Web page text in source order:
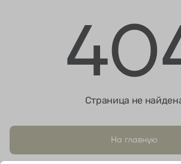
Страница не
На главную